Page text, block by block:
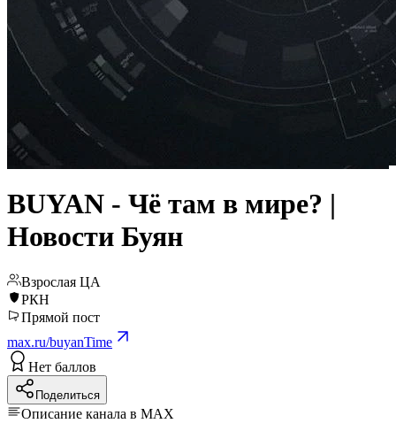
BUYAN - Чё там в мире? |
Новости Буян
Взрослая ЦА
РКН
Прямой пост
max.ru/buyanTime
Нет баллов
Поделиться
Описание канала в MAX